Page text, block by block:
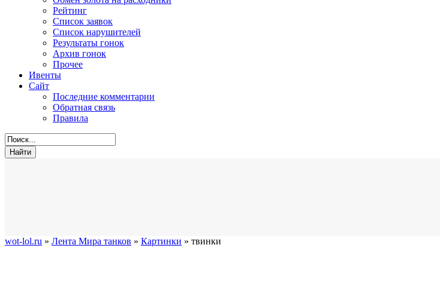
Рейтинг
Список заявок
Список нарушителей
Результаты гонок
Архив гонок
Прочее
Ивенты
Сайт
Последние комментарии
Обратная связь
Правила
wot-lol.ru » Лента Мира танков » Картинки » твинки